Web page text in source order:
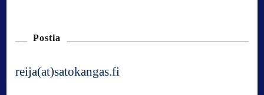
Postia
reija(at)satokangas.fi